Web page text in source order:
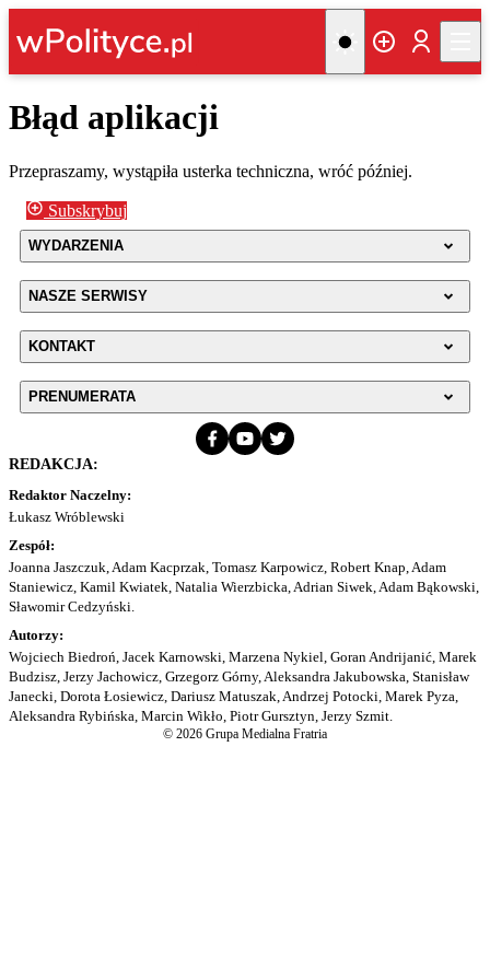
Błąd aplikacji
Przepraszamy, wystąpiła usterka techniczna, wróć później.
Subskrybuj
WYDARZENIA
NASZE SERWISY
KONTAKT
PRENUMERATA
REDAKCJA:
Redaktor Naczelny:
Łukasz Wróblewski
Zespół:
Joanna Jaszczuk, Adam Kacprzak, Tomasz Karpowicz, Robert Knap, Adam
Staniewicz, Kamil Kwiatek, Natalia Wierzbicka, Adrian Siwek, Adam Bąkowski,
Sławomir Cedzyński.
Autorzy:
Wojciech Biedroń, Jacek Karnowski, Marzena Nykiel, Goran Andrijanić, Marek
Budzisz, Jerzy Jachowicz, Grzegorz Górny, Aleksandra Jakubowska, Stanisław
Janecki, Dorota Łosiewicz, Dariusz Matuszak, Andrzej Potocki, Marek Pyza,
Aleksandra Rybińska, Marcin Wikło, Piotr Gursztyn, Jerzy Szmit.
© 2026 Grupa Medialna Fratria